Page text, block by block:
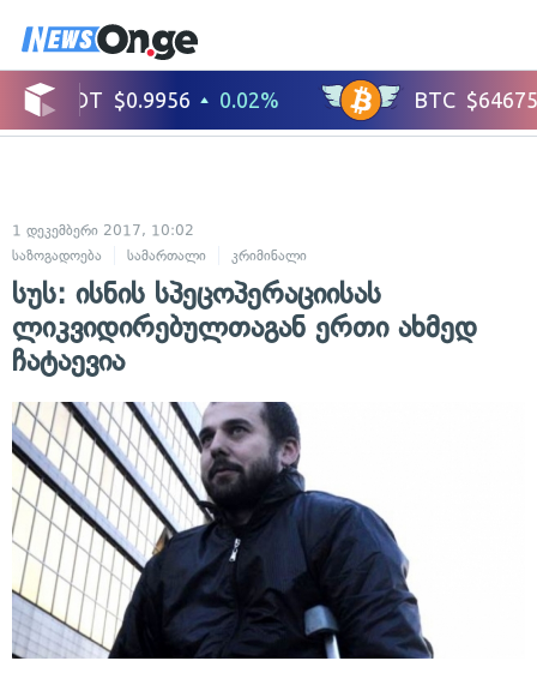
1 დეკემბერი 2017, 10:02
საზოგადოება
სამართალი კრიმინალი
სუს: ისნის სპეცოპერაციისას
ლიკვიდირებულთაგან ერთი ახმედ
ჩატაევია